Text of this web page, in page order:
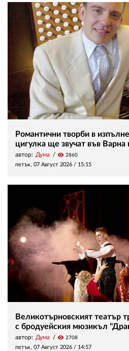
Романтични творби в
цигулка ще звучат във Варна
автор: Дума visibility 2860
петък, 07 Август 2026 / 15:15
Великотърновският театър
с бродуейския мюзикъл
автор: Дума visibility 2708
петък, 07 Август 2026 / 14:57